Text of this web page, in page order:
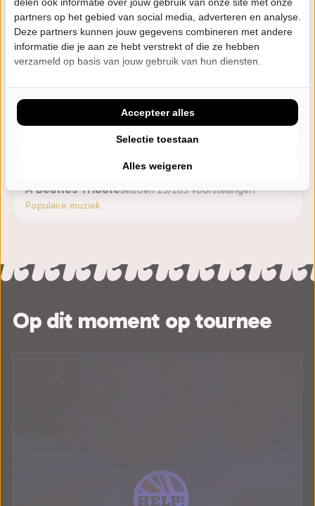
zowel de energieke hits uit hun beginjaren als de
iconische nummers uit de late jaren ’60.
De band wordt versterkt door bassist en leadzanger
rockband The Brandos.
Eerdere voorstellingen
A Beatles Tributeseizoen 25/265 voorstellingen
Populaire muziek
Op dit moment op tournee
partners op het gebied van social media, adverteren en analyse.
Deze partners kunnen jouw gegevens combineren met andere
informatie die je aan ze hebt verstrekt of die ze hebben
verzameld op basis van jouw gebruik van hun diensten.
Alles weigeren
Selectie toestaan
Accepteer alles